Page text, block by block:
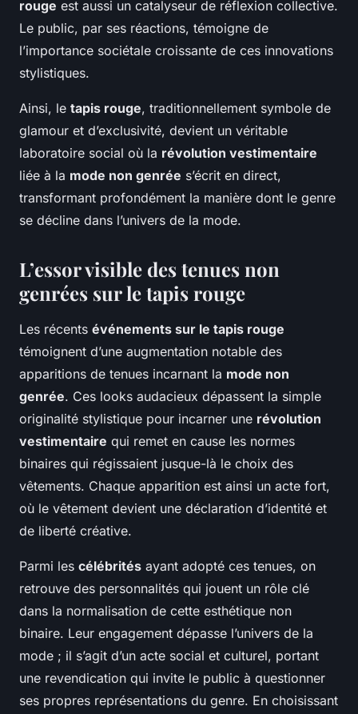
rouge est aussi un catalyseur de réflexion collective.
Le public, par ses réactions, témoigne de
l’importance sociétale croissante de ces innovations
stylistiques.
Ainsi, le tapis rouge, traditionnellement symbole de
glamour et d’exclusivité, devient un véritable
laboratoire social où la révolution vestimentaire
liée à la mode non genrée s’écrit en direct,
transformant profondément la manière dont le genre
se décline dans l’univers de la mode.
L’essor visible des tenues non
genrées sur le tapis rouge
Les récents événements sur le tapis rouge
témoignent d’une augmentation notable des
apparitions de tenues incarnant la mode non
genrée. Ces looks audacieux dépassent la simple
originalité stylistique pour incarner une révolution
vestimentaire qui remet en cause les normes
binaires qui régissaient jusque-là le choix des
vêtements. Chaque apparition est ainsi un acte fort,
où le vêtement devient une déclaration d’identité et
de liberté créative.
Parmi les célébrités ayant adopté ces tenues, on
retrouve des personnalités qui jouent un rôle clé
dans la normalisation de cette esthétique non
binaire. Leur engagement dépasse l’univers de la
mode ; il s’agit d’un acte social et culturel, portant
une revendication qui invite le public à questionner
ses propres représentations du genre. En choisissant